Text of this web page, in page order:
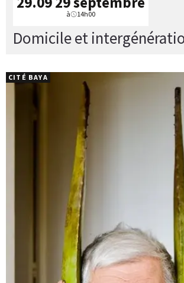
Domicile et
à 14h00
CITÉ BAYA